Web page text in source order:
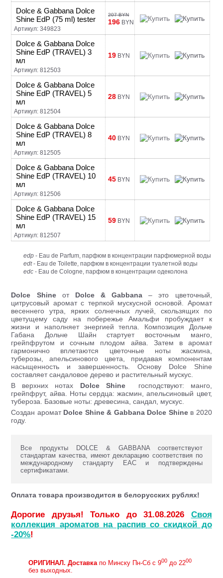
Dolce & Gabbana Dolce
Shine EdP (75 ml) tester
Артикул: 349823
207 BYN
196 BYN
Dolce & Gabbana Dolce
Shine EdP (TRAVEL) 3
мл
Артикул: 812503
19 BYN
Dolce & Gabbana Dolce
Shine EdP (TRAVEL) 5
мл
Артикул: 812504
28 BYN
Dolce & Gabbana Dolce
Shine EdP (TRAVEL) 8
мл
Артикул: 812505
40 BYN
Dolce & Gabbana Dolce
Shine EdP (TRAVEL) 10
мл
Артикул: 812506
45 BYN
Dolce & Gabbana Dolce
Shine EdP (TRAVEL) 15
мл
Артикул: 812507
59 BYN
edp - Eau de Parfum, парфюм в концентрации парфюмерной воды
edt- Eau de Toilette, парфюм в концентрации туалетной воды
edc - Eau de Cologne, парфюм в концентрации одеколона
Dolce Shineот Dolce & Gabbana – это цветочный,
цитрусовый аромат с терпкой мускусной основой. Аромат
весеннего утра, ярких солнечных лучей, скользящих по
цветущему саду на побережье Амальфи пробуждает к
жизни и наполняет энергией тепла. Композиция Дольче
Габана Дольче Шайн стартует восточным манго,
грейпфрутом и сочным плодом айва. Затем в аромат
гармонично вплетаются цветочные ноты жасмина,
туберозы, апельсинового цвета, придавая компонентам
насыщенность и завершенность. Основу Dolce Shine
составляет сандаловое дерево и растительный мускус.
В верхних нотах Dolce Shineгосподствуют: манго,
грейпфрут, айва. Ноты сердца: жасмин, апельсиновый цвет,
тубероза. Базовые ноты: древесина, сандал, мускус.
Создан аромат Dolce Shine & Gabbana Dolce Shineв 2020
году.
Все продукты DOLCE & GABBANA соответствуют
стандартам качества, имеют декларацию соответствия по
международному стандарту ЕАС и подтверждены
сертификатами.
Оплата товара производится в белорусских рублях!
Дорогие друзья! Только до 31.08.2026 Своя
коллекция ароматов на распив со скидкой до
-20%!
ОРИГИНАЛ. Доставкапо Минску Пн-Сб с 900 до 2200
без выходных.